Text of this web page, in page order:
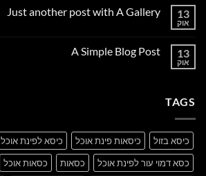
Welcome
13
אוק
Just another post with A Gallery
Just
13
אוק
A Simple Blog Post
TAGS
כיסא בזול כיסאות פינת אוכל
כיסא לפינת אוכל
כסא דמוי עור לפינת אוכל
כסאות
כסאות אוכל